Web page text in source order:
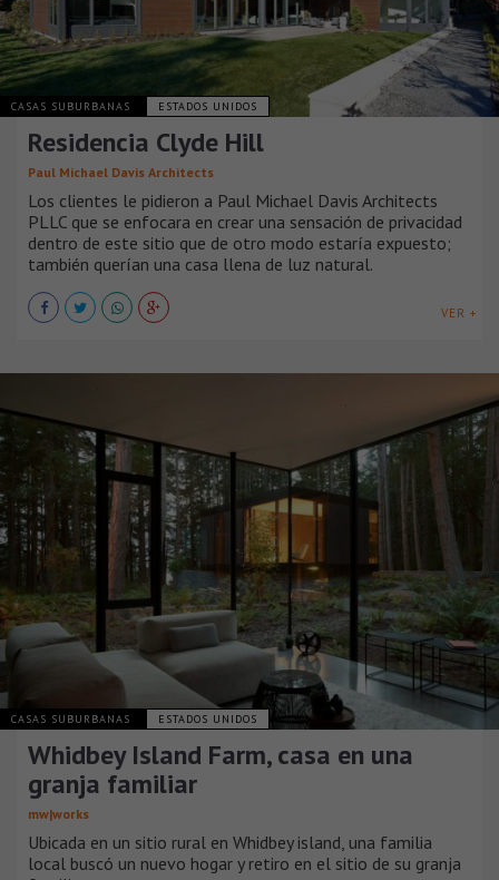
CASAS SUBURBANAS ESTADOS UNIDOS
Residencia Clyde Hill
Paul Michael Davis Architects
Los clientes le pidieron a Paul Michael Davis Architects
PLLC que se enfocara en crear una sensación de privacidad
dentro de este sitio que de otro modo estaría expuesto;
también querían una casa llena de luz natural.
VER +
CASAS SUBURBANAS ESTADOS UNIDOS
Whidbey Island Farm, casa en una
granja familiar
mw|works
Ubicada en un sitio rural en Whidbey island, una familia
local buscó un nuevo hogar y retiro en el sitio de su granja